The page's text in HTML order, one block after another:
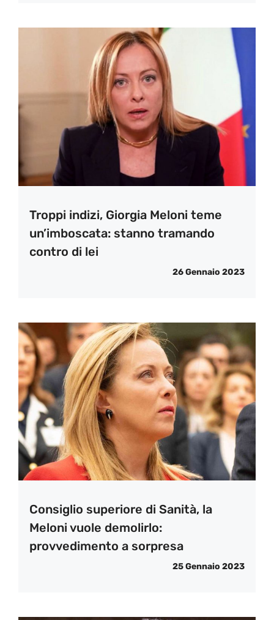
Troppi indizi, Giorgia Meloni teme
un’imboscata: stanno tramando
contro di lei
26 Gennaio 2023
Consiglio superiore di Sanità, la
Meloni vuole demolirlo:
provvedimento a sorpresa
25 Gennaio 2023